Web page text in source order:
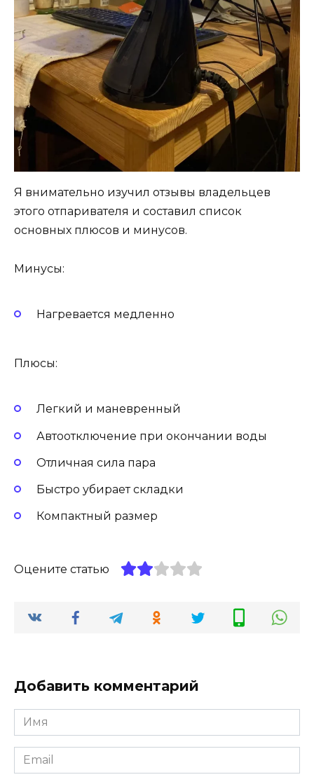
Я внимательно изучил отзывы владельцев
этого отпаривателя и составил список
основных плюсов и минусов.
Минусы:
Нагревается медленно
Плюсы:
Легкий и маневренный
Автоотключение при окончании воды
Отличная сила пара
Быстро убирает складки
Компактный размер
Оцените статью
Добавить комментарий
Имя
Email